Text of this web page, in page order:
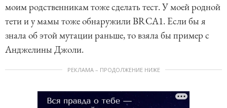
моим родственникам тоже сделать тест. У моей родной
тети и у мамы тоже обнаружили BRCA1. Если бы я
знала об этой мутации раньше, то взяла бы пример с
Анджелины Джоли.
РЕКЛАМА – ПРОДОЛЖЕНИЕ НИЖЕ